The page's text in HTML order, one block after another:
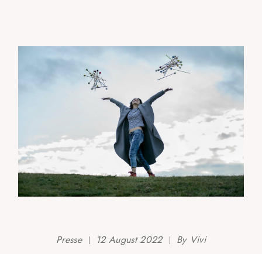
Presse 12 August 2022 By Vivi